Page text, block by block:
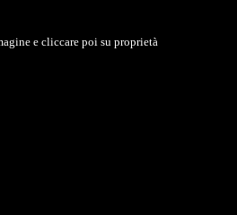
e cliccare poi su proprietà